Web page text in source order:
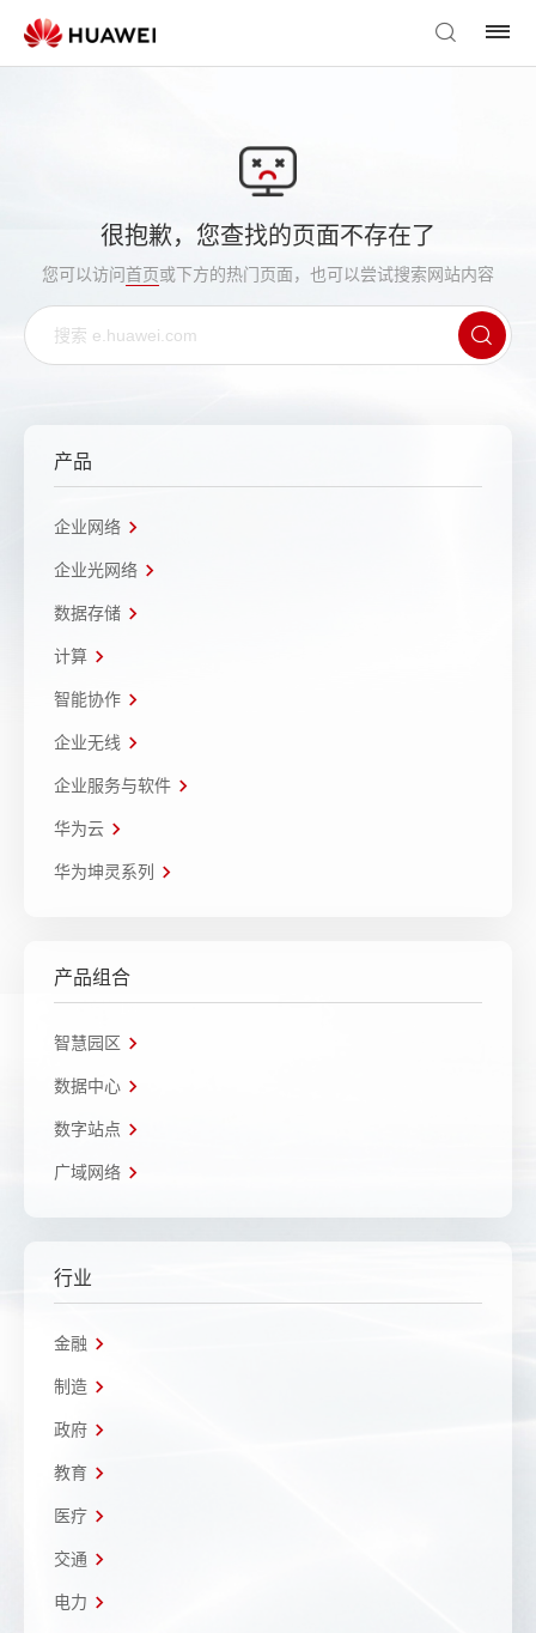
很抱歉，您查找的页面不存在了
您可以访问首页或下方的热门页面，也可以尝试搜索网站内容
产品
企业网络
企业光网络
数据存储
计算
智能协作
企业无线
企业服务与软件
华为云
华为坤灵系列
产品组合
智慧园区
数据中心
数字站点
广域网络
行业
金融
制造
政府
教育
医疗
交通
电力